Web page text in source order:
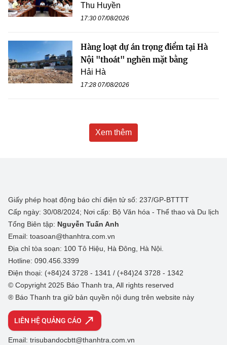
Thu Huyền
17:30 07/08/2026
Hàng loạt dự án trọng điểm tại Hà
Nội "thoát" nghẽn mặt bằng
Hải Hà
17:28 07/08/2026
Xem thêm
Giấy phép hoạt động báo chí điện tử số: 237/GP-BTTTT
Cấp ngày: 30/08/2024; Nơi cấp: Bộ Văn hóa - Thể thao và Du lịch
Tổng Biên tập: Nguyễn Tuấn Anh
Email: toasoan@thanhtra.com.vn
Địa chỉ tòa soạn: 100 Tô Hiệu, Hà Đông, Hà Nội.
Hotline: 090.456.3399
Điện thoại: (+84)24 3728 - 1341 / (+84)24 3728 - 1342
© Copyright 2025 Báo Thanh tra, All rights reserved
® Báo Thanh tra giữ bản quyền nội dung trên website này
LIÊN HỆ QUẢNG CÁO
Email: trisubandocbtt@thanhtra.com.vn